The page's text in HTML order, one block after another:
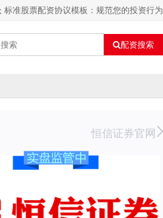
标准股票配资协议模板：规范您的投资行为
配资搜索
恒信证券官网